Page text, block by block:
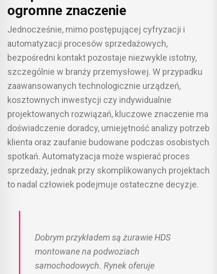
ogromne znaczenie
Jednocześnie, mimo postępującej cyfryzacji i
automatyzacji procesów sprzedażowych,
bezpośredni kontakt pozostaje niezwykle istotny,
szczególnie w branży przemysłowej. W przypadku
zaawansowanych technologicznie urządzeń,
kosztownych inwestycji czy indywidualnie
projektowanych rozwiązań, kluczowe znaczenie ma
doświadczenie doradcy, umiejętność analizy potrzeb
klienta oraz zaufanie budowane podczas osobistych
spotkań. Automatyzacja może wspierać proces
sprzedaży, jednak przy skomplikowanych projektach
to nadal człowiek podejmuje ostateczne decyzje.
Dobrym przykładem są żurawie HDS
montowane na podwoziach
samochodowych. Rynek oferuje